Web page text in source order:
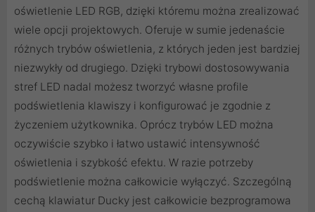
oświetlenie LED RGB, dzięki któremu można zrealizować
wiele opcji projektowych. Oferuje w sumie jedenaście
różnych trybów oświetlenia, z których jeden jest bardziej
niezwykły od drugiego. Dzięki trybowi dostosowywania
stref LED nadal możesz tworzyć własne profile
podświetlenia klawiszy i konfigurować je zgodnie z
życzeniem użytkownika. Oprócz trybów LED można
oczywiście szybko i łatwo ustawić intensywność
oświetlenia i szybkość efektu. W razie potrzeby
podświetlenie można całkowicie wyłączyć. Szczególną
cechą klawiatur Ducky jest całkowicie bezprogramowa